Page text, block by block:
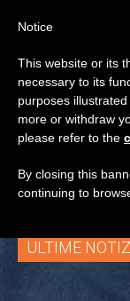
TAG
ULTIME
Notice
This website or its
necessary to its
purposes
more or withdraw
please refer to the
By closing this
continuing to